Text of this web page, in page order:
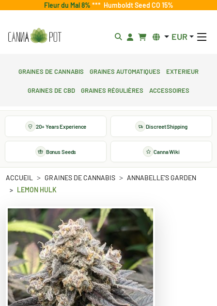
Fleur du Mal 8% *** Humboldt Seed CO 15%
EUR
Graines de cannabis Graines automatiques
Exterieur
Graines de CBD Graines régulières Accessoires
20+ Years Experience Discreet Shipping
Bonus Seeds Canna Wiki
ACCUEIL GRAINES DE CANNABIS
ANNABELLE'S GARDEN
LEMON HULK